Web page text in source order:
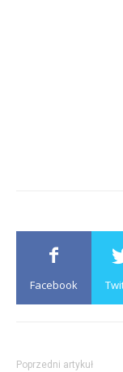
Facebook
Poprzedni artykuł